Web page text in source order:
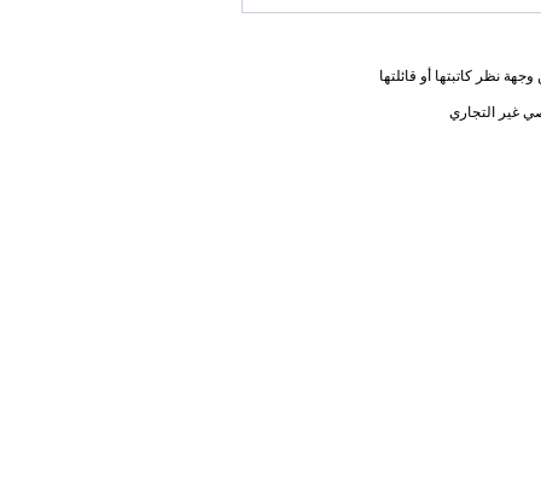
نظر كاتبتها أو قائلتها
غير التجاري